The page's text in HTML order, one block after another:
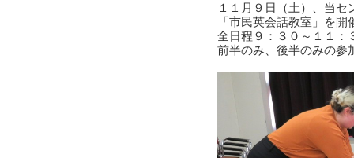
１１月９日（土）、当セ
「市民英会話教室」を開
全日程９：３０～１１：
前半のみ、後半のみの参